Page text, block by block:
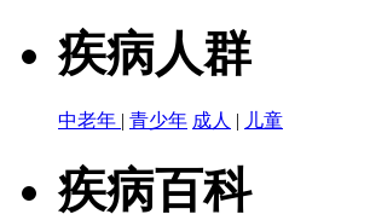
疾病人群
中老年 | 青少年 成人 | 儿童
疾病百科